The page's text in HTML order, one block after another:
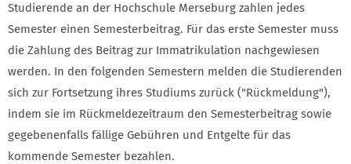
Studierende an der Hochschule Merseburg zahlen jedes
Semester einen Semesterbeitrag. Für das erste Semester muss
die Zahlung des Beitrag zur Immatrikulation nachgewiesen
werden. In den folgenden Semestern melden die Studierenden
sich zur Fortsetzung ihres Studiums zurück ("Rückmeldung"),
indem sie im Rückmeldezeitraum den Semesterbeitrag sowie
gegebenenfalls fällige Gebühren und Entgelte für das
kommende Semester bezahlen.